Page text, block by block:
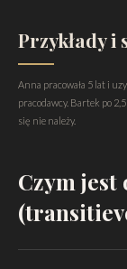
Przykłady
Anna pracowała 5 lat i
pracodawcy. Bartek po
się nie należy.
Czym jest